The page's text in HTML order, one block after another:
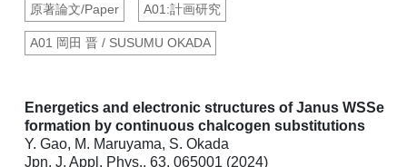
原著論文/Paper A01:計画研究
A01 岡田 晋 / SUSUMU OKADA
Energetics and electronic structures of Janus WSSe
formation by continuous chalcogen substitutions
Y. Gao, M. Maruyama, S. Okada
Jpn. J. Appl. Phys., 63, 065001 (2024)